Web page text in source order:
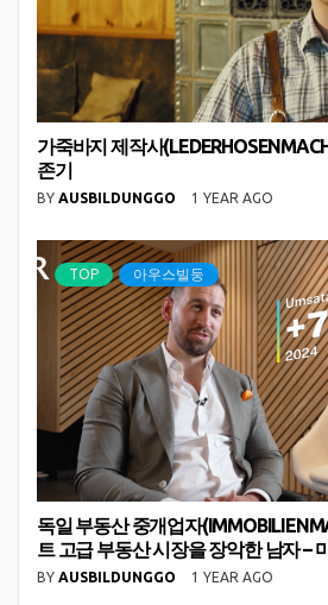
가죽바지 제작사
존기
BY AUSBILDUNGGO 1 YEAR AGO
TOP 아우스빌둥
독일 부동산 중개업자
트 고급 부동산 시장을 장악한 남자 –
BY AUSBILDUNGGO 1 YEAR AGO